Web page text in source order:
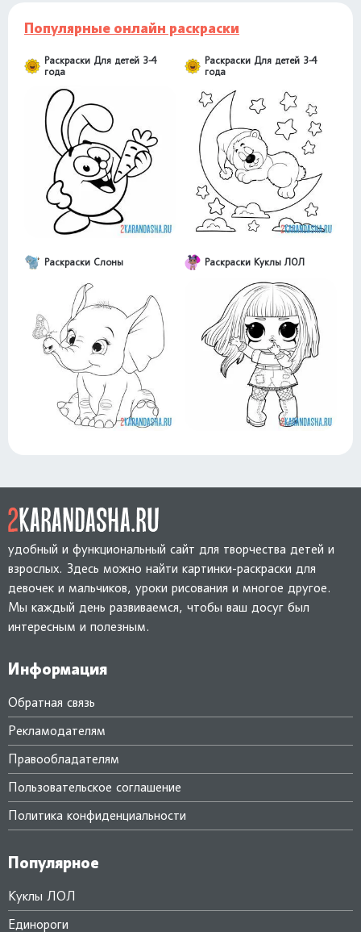
Популярные онлайн раскраски
Раскраски Для детей 3-4
года
Раскраски Для детей 3-4
года
Раскраски Слоны Раскраски Куклы ЛОЛ
удобный и функциональный сайт для творчества детей и
взрослых. Здесь можно найти картинки-раскраски для
девочек и мальчиков, уроки рисования и многое другое.
Мы каждый день развиваемся, чтобы ваш досуг был
интересным и полезным.
Информация
Обратная связь
Рекламодателям
Правообладателям
Пользовательское соглашение
Политика конфиденциальности
Популярное
Куклы ЛОЛ
Единороги